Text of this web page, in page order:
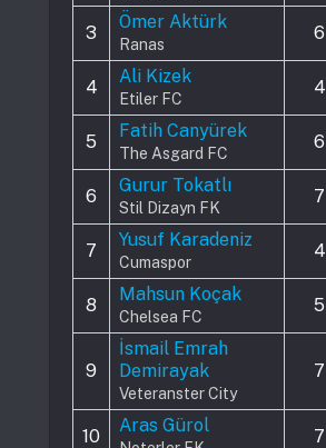
3
Ömer Aktürk
Ranas
6
4
Ali Kizek
Etiler FC
4
5
Fatih Canyürek
The Asgard FC
6
6
Gurur Tokatlı
Stil Dizayn FK
7
7
Yusuf Karadeniz
Cumaspor
4
8
Mahsun Koçak
Chelsea FC
5
9
İsmail Emrah
Demirayak
Veteranster City
7
10
Aras Gürol
7